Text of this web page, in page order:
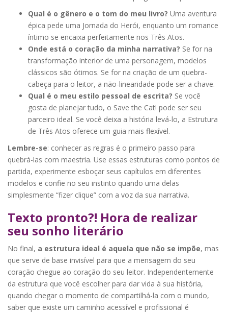
Qual é o gênero e o tom do meu livro? Uma aventura
épica pede uma Jornada do Herói, enquanto um romance
íntimo se encaixa perfeitamente nos Três Atos.
Onde está o coração da minha narrativa? Se for na
transformação interior de uma personagem, modelos
clássicos são ótimos. Se for na criação de um quebra-
cabeça para o leitor, a não-linearidade pode ser a chave.
Qual é o meu estilo pessoal de escrita? Se você
gosta de planejar tudo, o Save the Cat! pode ser seu
parceiro ideal. Se você deixa a história levá-lo, a Estrutura
de Três Atos oferece um guia mais flexível.
Lembre-se: conhecer as regras é o primeiro passo para
quebrá-las com maestria. Use essas estruturas como pontos de
partida, experimente esboçar seus capítulos em diferentes
modelos e confie no seu instinto quando uma delas
simplesmente “fizer clique” com a voz da sua narrativa.
Texto pronto?! Hora de realizar
seu sonho literário
No final, a estrutura ideal é aquela que não se impõe, mas
que serve de base invisível para que a mensagem do seu
coração chegue ao coração do seu leitor. Independentemente
da estrutura que você escolher para dar vida à sua história,
quando chegar o momento de compartilhá-la com o mundo,
saber que existe um caminho acessível e profissional é